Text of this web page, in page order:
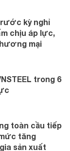
kỳ nghỉ
chịu áp lực,
mại
trong 6
toàn cầu tiếp
tăng
sản xuất